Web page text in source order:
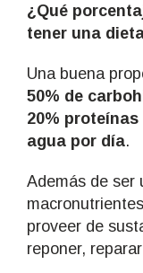
¿Qué
tener una
Una buena
50% de
20% proteínas
agua por día.
Además de ser
proveer de
reponer,